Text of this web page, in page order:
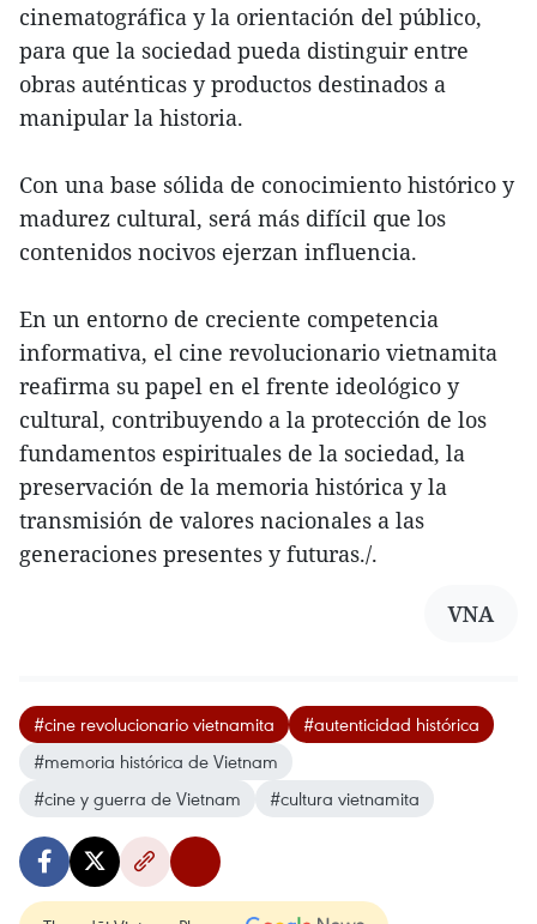
cinematográfica y la orientación del público,
para que la sociedad pueda distinguir entre
obras auténticas y productos destinados a
manipular la historia.
Con una base sólida de conocimiento histórico y
madurez cultural, será más difícil que los
contenidos nocivos ejerzan influencia.
En un entorno de creciente competencia
informativa, el cine revolucionario vietnamita
reafirma su papel en el frente ideológico y
cultural, contribuyendo a la protección de los
fundamentos espirituales de la sociedad, la
preservación de la memoria histórica y la
transmisión de valores nacionales a las
generaciones presentes y futuras./.
VNA
#cine revolucionario vietnamita
#autenticidad histórica
#memoria histórica de Vietnam
#cine y guerra de Vietnam
#cultura vietnamita